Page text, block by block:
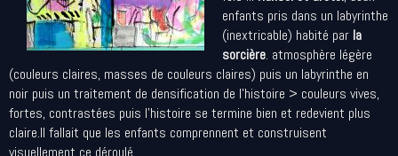
enfants pris dans un labyrinthe
(inextricable) habité par la
sorcière. atmosphère légère
(couleurs claires, masses de couleurs claires) puis un labyrinthe en
noir puis un traitement de densification de l'histoire > couleurs vives,
fortes, contrastées puis l'histoire se termine bien et redevient plus
claire.Il fallait que les enfants comprennent et construisent
visuellement ce déroulé.